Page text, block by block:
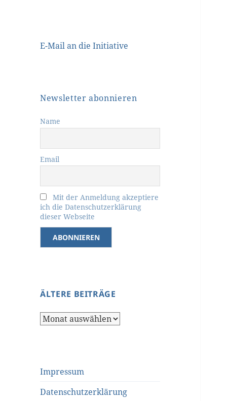
E-Mail an die Initiative
Newsletter abonnieren
Name
Email
Mit der Anmeldung akzeptiere
ich die Datenschutzerklärung
dieser Webseite
ÄLTERE BEITRÄGE
Ältere
Impressum
Datenschutzerklärung